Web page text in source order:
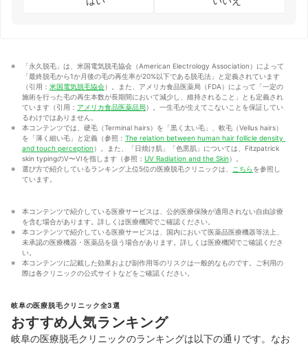
「永久脱毛」は、米国電気脱毛協会（American Electrology Association）によって
「最終脱毛から1か月後の毛の再生率が20%以下である脱毛法」と定義されています
（引用： 米国電気脱毛協会）。また、アメリカ食品医薬局（FDA）によって「一定の
施術を行った毛の再生本数が長期間において減少し、維持されること」とも定義され
ています（引用： アメリカ食品医薬品局）。一生毛が生えてこないことを保証してい
るわけではありません。
本コンテンツでは、硬毛（Terminal hairs）を「黒く太い毛」、軟毛（Vellus hairs）
を「薄く細い毛」と定義（参照： The relation between human hair follicle density
and touch perception）。また、「日焼け肌」「色黒肌」については、Fitzpatrick
skin typingのV〜VIを指します（参照： UV Radiation and the Skin）。
選び方で紹介しているランキング上位5位の医療脱毛クリニックは、
こちらを参照し
ています。
本コンテンツで紹介している医療サービスは、公的医療保険が適用されない自由診療
を含む場合があります。詳しくは医療機関でご確認ください。
本コンテンツで紹介している医療サービスは、国内において医薬品医療機器等法上、
未承認の医療機器・医薬品を扱う場合があります。詳しくは医療機関でご確認くださ
い。
本コンテンツに記載した効果および副作用等のリスクは一般的なものです。ご利用の
際は各クリニックの公式サイトなどをご確認ください。
岐阜の医療脱毛クリニック全3選
おすすめ人気ランキング
岐阜の医療脱毛クリニックのランキングは以下の通りです。なお